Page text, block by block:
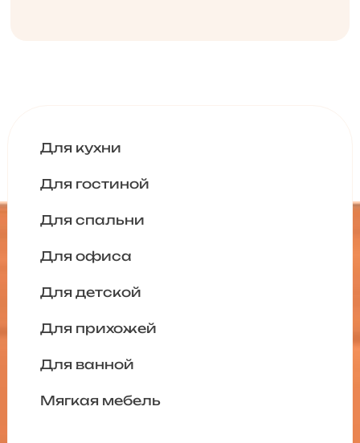
Для кухни
Для гостиной
Для спальни
Для офиса
Для детской
Для прихожей
Для ванной
Мягкая мебель